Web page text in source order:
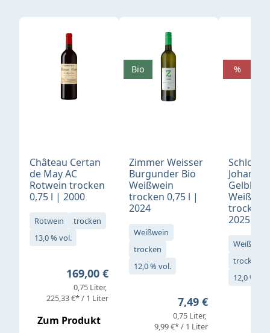
Produktgalerie überspringen
Château Certan
de May AC
Rotwein trocken
0,75 l | 2000
Rotwein
trocken
13,0 % vol.
Regulärer Preis:
169,00 €
0,75 Liter
225,33 €* / 1 Liter
Zum Produkt
Zimmer Weisser
Burgunder Bio
Weißwein
trocken 0,75 l |
2024
Weißwein
trocken
12,0 % vol.
Regulärer Preis:
7,49 €
0,75 Liter
9,99 €* / 1 Liter
Bio
Schloß
Gelblack
trocken
2025
Weißwein
trocken
12,0 % vol.
%